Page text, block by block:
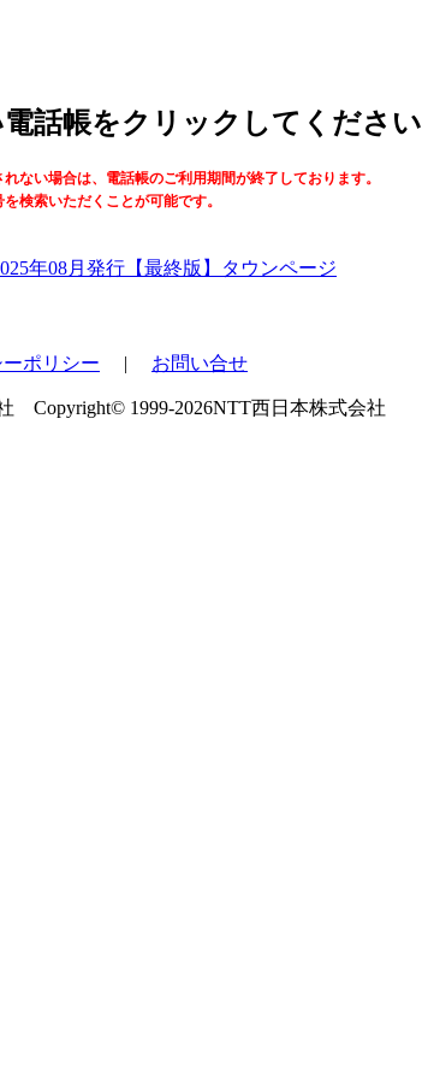
話帳をクリックしてください
ない場合は、電話帳のご利用期間が終了しております。
検索いただくことが可能です。
【最終版】タウンページ
ポリシー | お問い合せ
Copyright© 1999-2026NTT西日本株式会社